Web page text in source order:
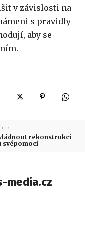
v závislosti na
s pravidly
aby se
rekonstrukci
svépomocí
media.cz